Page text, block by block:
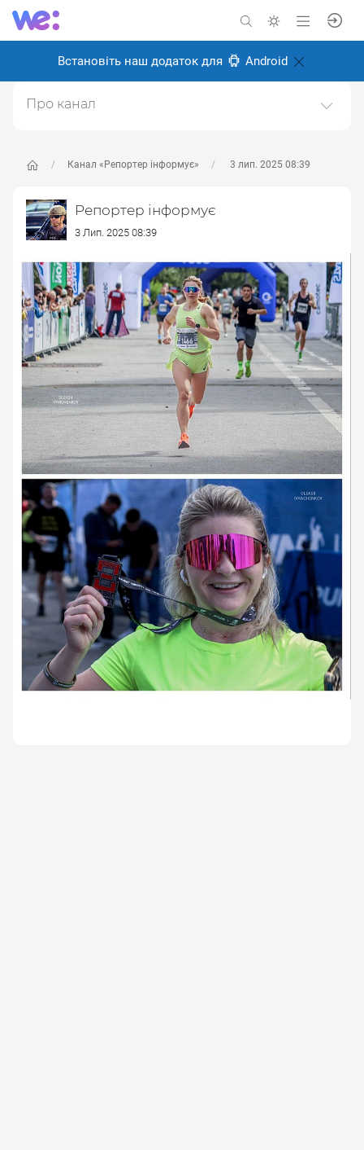
Встановіть наш додаток для Android
Канал «Репортер інформує» 3 лип. 2025 08:39
Репортер інформує
3 Лип. 2025 08:39
Про канал
Створено: 26 серпня 2024